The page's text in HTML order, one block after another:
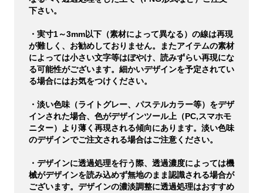
下さい。
・実寸1～3mm以下（素材によって異なる）の線は再現
が難しく、お勧めしておりません。またアイテムの素材
によっては小さい文字等はぼやけ、読みずらい再現にな
る可能性がございます。細かいデザインを予定されてい
る場合にはお気をつけください。
・淡い色味（ライトグレー、パステルカラー等）をデザ
インされた場合、色がデザインツール上（PC,スマホモ
ニター）より薄く再現される傾向にあります。淡い色味
のデザインでご注文される場合はご注意ください。
・デザインに透過処理を行う際、透過濃度によっては機
械がデザインを読み込めず無地のまま認識される場合が
ございます。デザインの濃淡調整に透過処理はおすすめ